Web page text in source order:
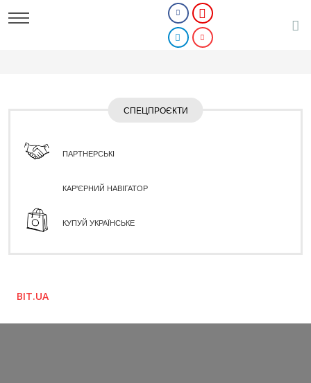
СПЕЦПРОЄКТИ
ПАРТНЕРСЬКІ
КАР'ЄРНИЙ НАВІГАТОР
КУПУЙ УКРАЇНСЬКЕ
BIT.UA